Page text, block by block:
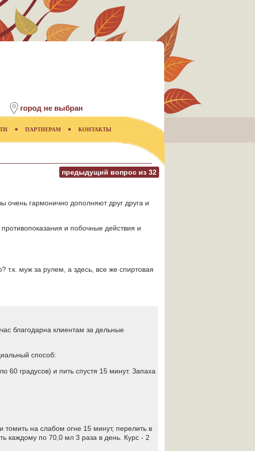
город не выбран
ПАРТНЕРАМ КОНТАКТЫ
предыдущий вопрос из 32
очень гармонично дополняют друг друга и
и побочные действия и
муж за рулем, а здесь, все же спиртовая
благодарна клиентам за дельные
способ:
60 градусов) и пить спустя 15 минут. Запаха
томить на слабом огне 15 минут, перелить в
каждому по 70,0 мл 3 раза в день. Курс - 2